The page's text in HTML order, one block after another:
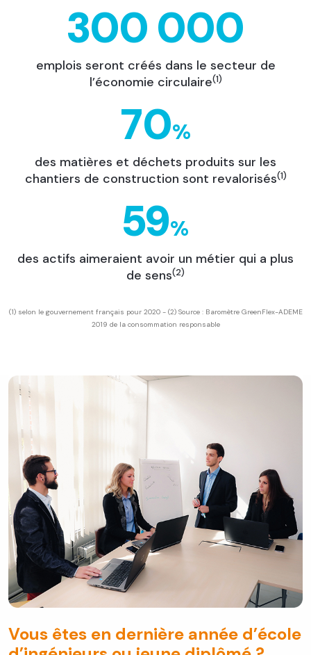
300 000
emplois seront créés dans le secteur de
l’économie circulaire(1)
70%
des matières et déchets produits sur les
chantiers de construction sont revalorisés(1)
59%
des actifs aimeraient avoir un métier qui a plus
de sens(2)
(1) selon le gouvernement français pour 2020 - (2) Source : Baromètre GreenFlex-ADEME
2019 de la consommation responsable
Vous êtes en dernière année d’école